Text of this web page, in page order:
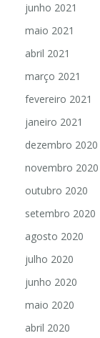
junho 2021
maio 2021
abril 2021
março 2021
fevereiro 2021
janeiro 2021
dezembro 2020
novembro 2020
outubro 2020
setembro 2020
agosto 2020
julho 2020
junho 2020
maio 2020
abril 2020